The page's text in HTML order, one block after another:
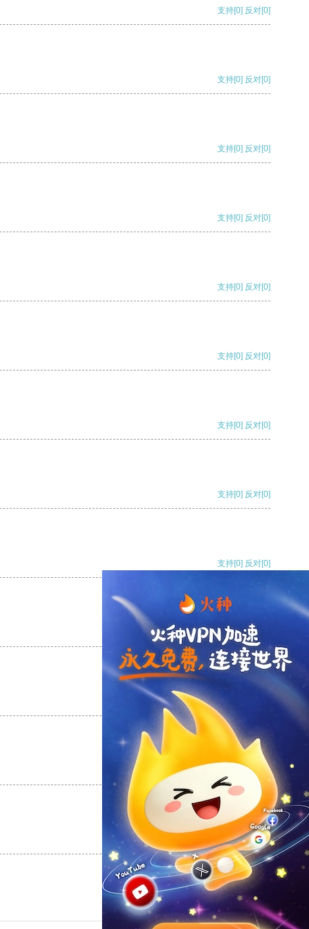
支持[0] 反对[0]
支持[0] 反对[0]
支持[0] 反对[0]
支持[0] 反对[0]
支持[0] 反对[0]
支持[0] 反对[0]
支持[0] 反对[0]
支持[0] 反对[0]
支持[0] 反对[0]
支持[0] 反对
支持
反对 [0]
支持[0] 反对[0]